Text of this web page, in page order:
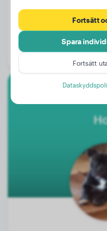
Vikt:
Kön:
Fortsätt
Spara
Fortsätt